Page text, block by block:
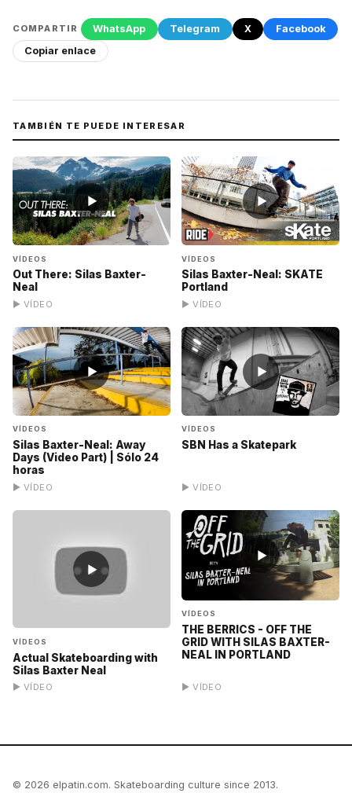
COMPARTIR WhatsApp Telegram X
Facebook
Copiar enlace
TAMBIÉN TE PUEDE INTERESAR
▶
VÍDEOS
Out There: Silas Baxter-
Neal
▶ VÍDEO
▶
VÍDEOS
Silas Baxter-Neal: SKATE
Portland
▶ VÍDEO
▶
VÍDEOS
Silas Baxter-Neal: Away
Days (Video Part) | Sólo 24
horas
▶ VÍDEO
▶
VÍDEOS
SBN Has a Skatepark
▶ VÍDEO
▶
VÍDEOS
Actual Skateboarding with
Silas Baxter Neal
▶ VÍDEO
▶
VÍDEOS
THE BERRICS - OFF THE
GRID WITH SILAS BAXTER-
NEAL IN PORTLAND
▶ VÍDEO
© 2026 elpatin.com. Skateboarding culture since 2013.